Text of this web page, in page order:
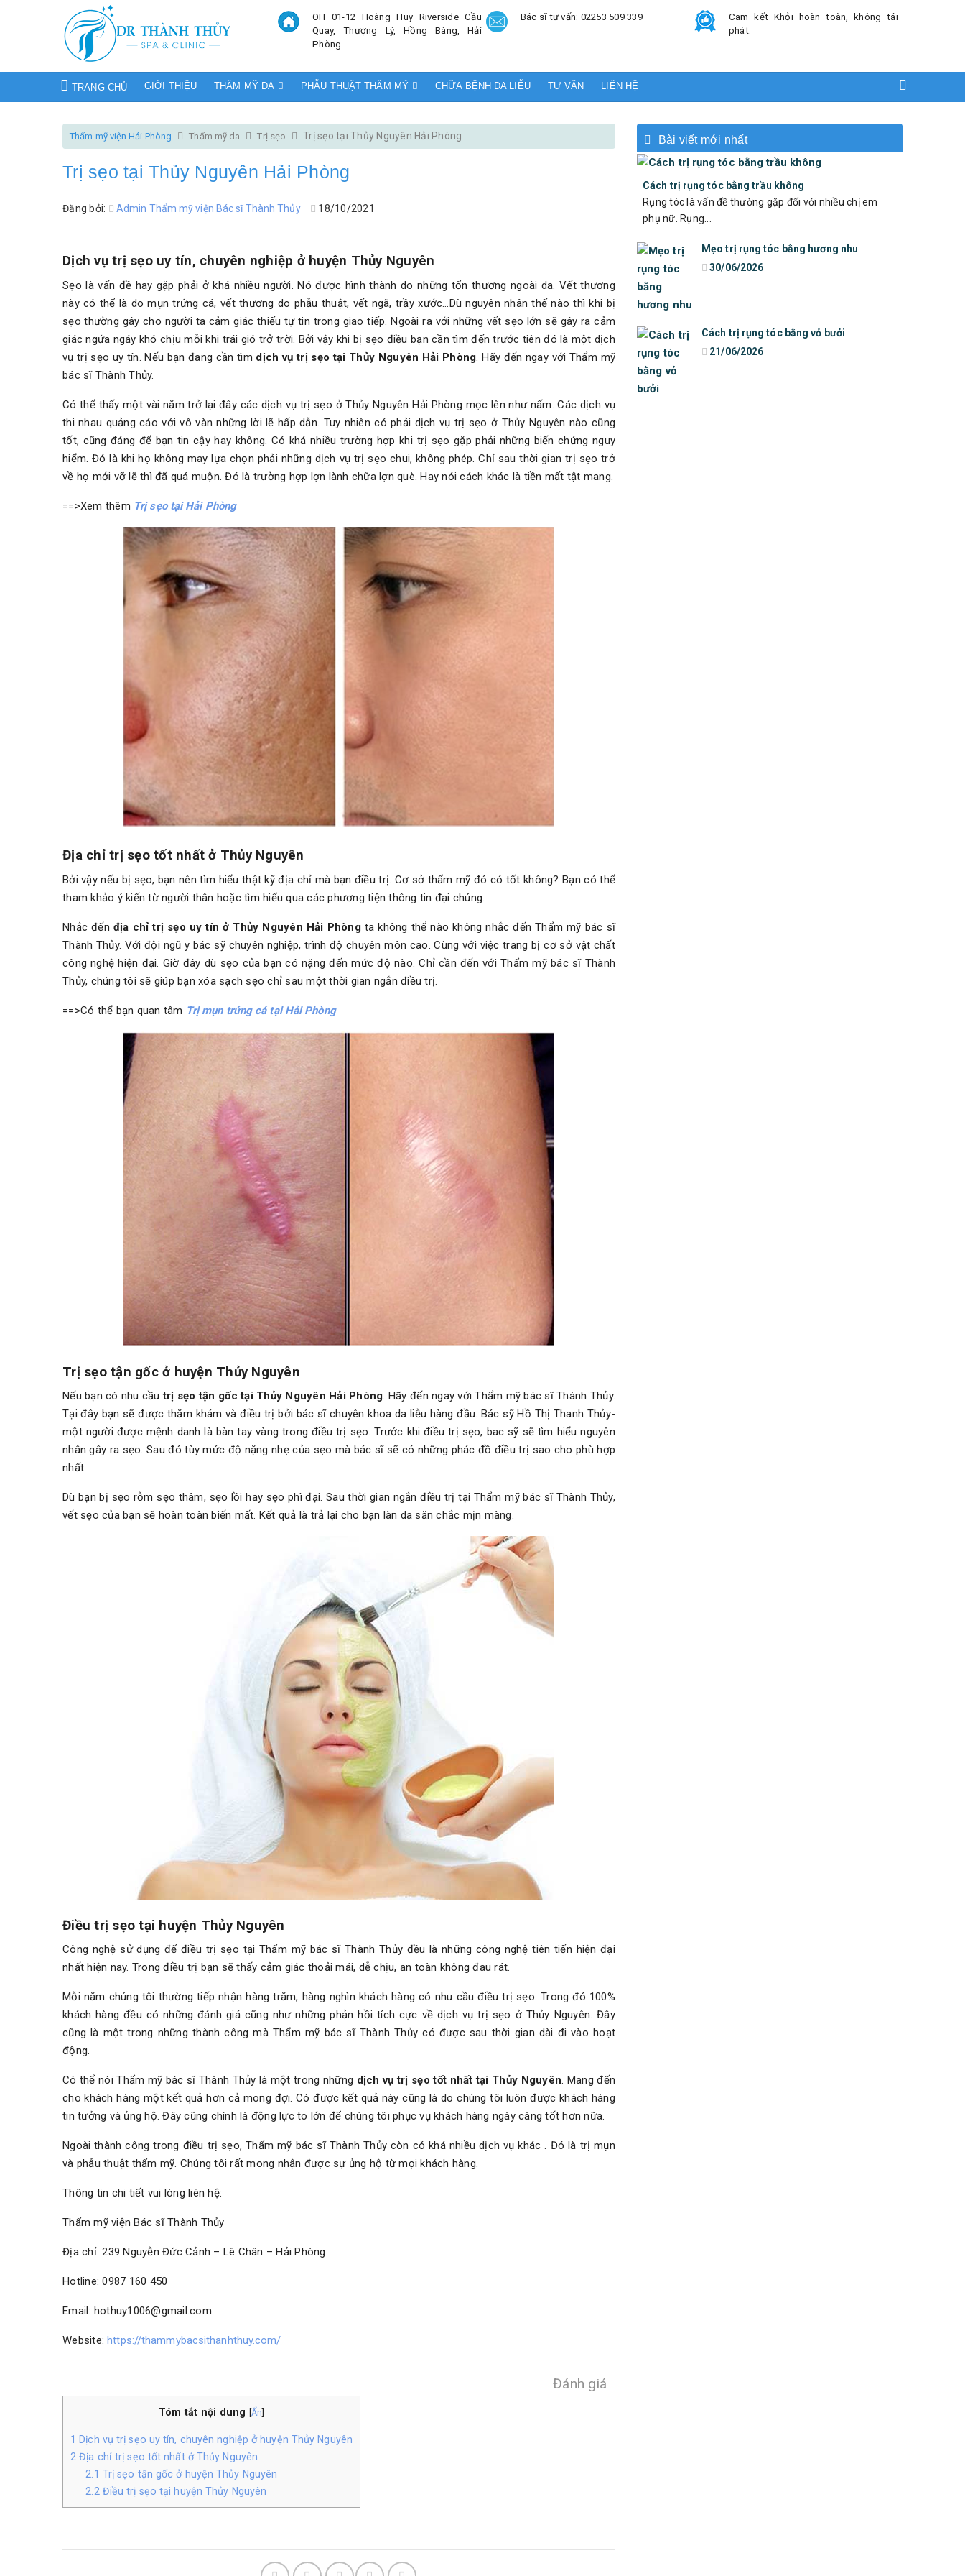
OH 01-12 Hoàng Huy Riverside Cầu
Quay, Thượng Lý, Hồng Bàng, Hải
Phòng
Bác sĩ tư vấn: 02253 509 339
Cam kết Khỏi hoàn toàn, không tái
phát.
TRANG CHỦ GIỚI THIỆU THẨM MỸ DA PHẪU THUẬT THẨM MỸ CHỮA BỆNH DA LIỄU TƯ VẤN LIÊN HỆ
Thẩm mỹ viện Hải Phòng Thẩm mỹ da Trị sẹo Trị sẹo tại Thủy Nguyên Hải Phòng
Trị sẹo tại Thủy Nguyên Hải Phòng
Đăng bởi: Admin Thẩm mỹ viện Bác sĩ Thành Thủy 18/10/2021
Dịch vụ trị sẹo uy tín, chuyên nghiệp ở huyện Thủy Nguyên
Sẹo là vấn đề hay gặp phải ở khá nhiều người. Nó được hình thành do những tổn thương ngoài da. Vết thương
này có thể là do mụn trứng cá, vết thương do phẫu thuật, vết ngã, trầy xước…Dù nguyên nhân thế nào thì khi bị
sẹo thường gây cho người ta cảm giác thiếu tự tin trong giao tiếp. Ngoài ra với những vết sẹo lớn sẽ gây ra cảm
giác ngứa ngáy khó chịu mỗi khi trái gió trở trời. Bởi vậy khi bị sẹo điều bạn cần tìm đến trước tiên đó là một dịch
vụ trị sẹo uy tín. Nếu bạn đang cần tìm dịch vụ trị sẹo tại Thủy Nguyên Hải Phòng. Hãy đến ngay với Thẩm mỹ
bác sĩ Thành Thủy.
Có thể thấy một vài năm trở lại đây các dịch vụ trị sẹo ở Thủy Nguyên Hải Phòng mọc lên như nấm. Các dịch vụ
thi nhau quảng cáo với vô vàn những lời lẽ hấp dẫn. Tuy nhiên có phải dịch vụ trị sẹo ở Thủy Nguyên nào cũng
tốt, cũng đáng để bạn tin cậy hay không. Có khá nhiều trường hợp khi trị sẹo gặp phải những biến chứng nguy
hiểm. Đó là khi họ không may lựa chọn phải những dịch vụ trị sẹo chui, không phép. Chỉ sau thời gian trị sẹo trở
về họ mới vỡ lẽ thì đã quá muộn. Đó là trường hợp lợn lành chữa lợn què. Hay nói cách khác là tiền mất tật mang.
==>Xem thêm Trị sẹo tại Hải Phòng
Địa chỉ trị sẹo tốt nhất ở Thủy Nguyên
Bởi vậy nếu bị sẹo, bạn nên tìm hiểu thật kỹ địa chỉ mà bạn điều trị. Cơ sở thẩm mỹ đó có tốt không? Bạn có thể
tham khảo ý kiến từ người thân hoặc tìm hiểu qua các phương tiện thông tin đại chúng.
Nhắc đến địa chỉ trị sẹo uy tín ở Thủy Nguyên Hải Phòngta không thể nào không nhắc đến Thẩm mỹ bác sĩ
Thành Thủy. Với đội ngũ y bác sỹ chuyên nghiệp, trình độ chuyên môn cao. Cùng với việc trang bị cơ sở vật chất
công nghệ hiện đại. Giờ đây dù sẹo của bạn có nặng đến mức độ nào. Chỉ cần đến với Thẩm mỹ bác sĩ Thành
Thủy, chúng tôi sẽ giúp bạn xóa sạch sẹo chỉ sau một thời gian ngắn điều trị.
==>Có thể bạn quan tâm Trị mụn trứng cá tại Hải Phòng
Trị sẹo tận gốc ở huyện Thủy Nguyên
Nếu bạn có nhu cầutrị sẹo tận gốc tại Thủy Nguyên Hải Phòng. Hãy đến ngay với Thẩm mỹ bác sĩ Thành Thủy.
Tại đây bạn sẽ được thăm khám và điều trị bởi bác sĩ chuyên khoa da liễu hàng đầu. Bác sỹ Hồ Thị Thanh Thủy-
một người được mệnh danh là bàn tay vàng trong điều trị sẹo. Trước khi điều trị sẹo, bac sỹ sẽ tìm hiểu nguyên
nhân gây ra sẹo. Sau đó tùy mức độ nặng nhẹ của sẹo mà bác sĩ sẽ có những phác đồ điều trị sao cho phù hợp
nhất.
Dù bạn bị sẹo rỗm sẹo thâm, sẹo lồi hay sẹo phì đại. Sau thời gian ngắn điều trị tại Thẩm mỹ bác sĩ Thành Thủy,
vết sẹo của bạn sẽ hoàn toàn biến mất. Kết quả là trả lại cho bạn làn da săn chắc mịn màng.
Điều trị sẹo tại huyện Thủy Nguyên
Công nghệ sử dụng để điều trị sẹo tại Thẩm mỹ bác sĩ Thành Thủy đều là những công nghệ tiên tiến hiện đại
nhất hiện nay. Trong điều trị bạn sẽ thấy cảm giác thoải mái, dễ chịu, an toàn không đau rát.
Mỗi năm chúng tôi thường tiếp nhận hàng trăm, hàng nghìn khách hàng có nhu cầu điều trị sẹo. Trong đó 100%
khách hàng đều có những đánh giá cũng như những phản hồi tích cực về dịch vụ trị sẹo ở Thủy Nguyên. Đây
cũng là một trong những thành công mà Thẩm mỹ bác sĩ Thành Thủy có được sau thời gian dài đi vào hoạt
động.
Có thể nói Thẩm mỹ bác sĩ Thành Thủy là một trong những dịch vụ trị sẹo tốt nhất tại Thủy Nguyên. Mang đến
cho khách hàng một kết quả hơn cả mong đợi. Có được kết quả này cũng là do chúng tôi luôn được khách hàng
tin tưởng và ủng hộ. Đây cũng chính là động lực to lớn để chúng tôi phục vụ khách hàng ngày càng tốt hơn nữa.
Ngoài thành công trong điều trị sẹo, Thẩm mỹ bác sĩ Thành Thủy còn có khá nhiều dịch vụ khác . Đó là trị mụn
và phẫu thuật thẩm mỹ. Chúng tôi rất mong nhận được sự ủng hộ từ mọi khách hàng.
Thông tin chi tiết vui lòng liên hệ:
Thẩm mỹ viện Bác sĩ Thành Thủy
Địa chỉ: 239 Nguyễn Đức Cảnh – Lê Chân – Hải Phòng
Hotline: 0987 160 450
Email: hothuy1006@gmail.com
Website:https://thammybacsithanhthuy.com/
Đánh giá
Tóm tắt nội dung [Ẩn
1
Dịch vụ trị sẹo uy tín, chuyên nghiệp ở huyện Thủy Nguyên
2 Địa chỉ trị sẹo tốt nhất ở Thủy Nguyên
2.1 Trị sẹo tận gốc ở huyện Thủy Nguyên
2.2Điều trị sẹo tại huyện Thủy Nguyên
Bài viết mới nhất
Cách trị rụng tóc bằng trầu không
Rụng tóc là vấn đề thường gặp đối với nhiều chị em
phụ nữ. Rụng...
Mẹo trị rụng tóc bằng hương nhu
30/06/2026
Cách trị rụng tóc bằng vỏ bưởi
21/06/2026